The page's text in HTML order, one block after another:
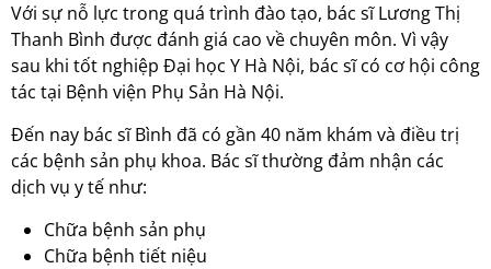
Với sự nỗ lực trong quá trình đào tạo, bác sĩ Lương Thị
Thanh Bình được đánh giá cao về chuyên môn. Vì vậy
sau khi tốt nghiệp Đại học Y Hà Nội, bác sĩ có cơ hội công
tác tại Bệnh viện Phụ Sản Hà Nội.
Đến nay bác sĩ Bình đã có gần 40 năm khám và điều trị
các bệnh sản phụ khoa. Bác sĩ thường đảm nhận các
dịch vụ y tế như:
Chữa bệnh sản phụ
Chữa bệnh tiết niệu